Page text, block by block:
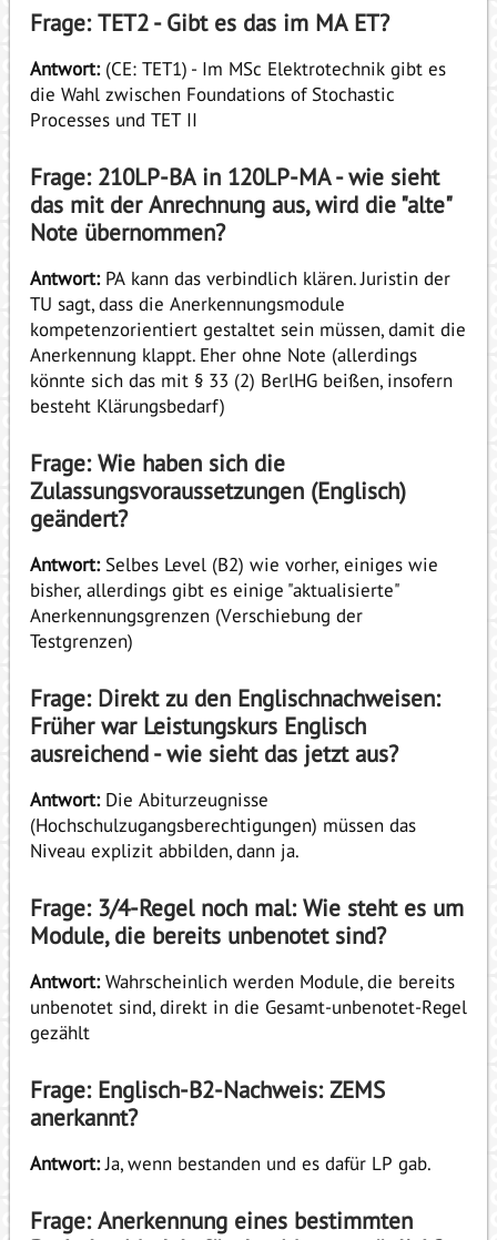
Frage: TET2 - Gibt es das im MA ET?
Antwort:(CE: TET1) - Im MSc Elektrotechnik gibt es
die Wahl zwischen Foundations of Stochastic
Processes und TET II
Frage: 210LP-BA in 120LP-MA - wie sieht
das mit der Anrechnung aus, wird die "alte"
Note übernommen?
Antwort:PA kann das verbindlich klären. Juristin der
TU sagt, dass die Anerkennungsmodule
kompetenzorientiert gestaltet sein müssen, damit die
Anerkennung klappt. Eher ohne Note (allerdings
könnte sich das mit § 33 (2) BerlHG beißen, insofern
besteht Klärungsbedarf)
Frage: Wie haben sich die
Zulassungsvoraussetzungen (Englisch)
geändert?
Antwort:Selbes Level (B2) wie vorher, einiges wie
bisher, allerdings gibt es einige "aktualisierte"
Anerkennungsgrenzen (Verschiebung der
Testgrenzen)
Frage: Direkt zu den Englischnachweisen:
Früher war Leistungskurs Englisch
ausreichend - wie sieht das jetzt aus?
Antwort:Die Abiturzeugnisse
(Hochschulzugangsberechtigungen) müssen das
Niveau explizit abbilden, dann ja.
Frage: 3/4-Regel noch mal: Wie steht es um
Module, die bereits unbenotet sind?
Antwort:Wahrscheinlich werden Module, die bereits
unbenotet sind, direkt in die Gesamt-unbenotet-Regel
gezählt
Frage: Englisch-B2-Nachweis: ZEMS
anerkannt?
Antwort:Ja, wenn bestanden und es dafür LP gab.
Frage: Anerkennung eines bestimmten